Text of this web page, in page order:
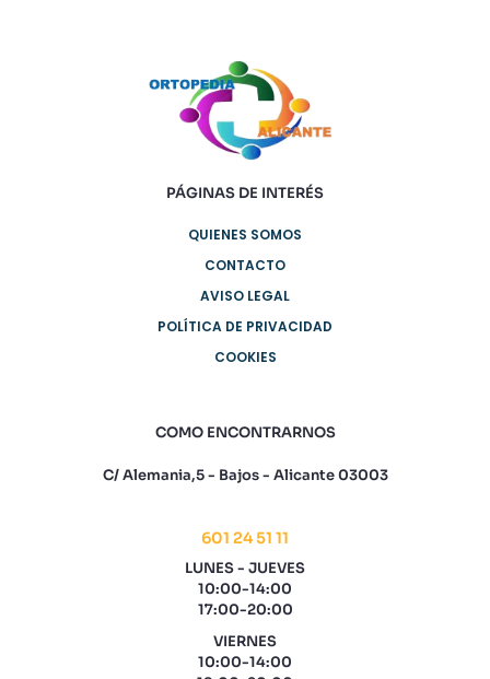
PÁGINAS DE INTERÉS
QUIENES SOMOS
CONTACTO
AVISO LEGAL
POLÍTICA DE PRIVACIDAD
COOKIES
COMO ENCONTRARNOS
C/ Alemania,5 - Bajos - Alicante 03003
601 24 51 11
LUNES - JUEVES
10:00-14:00
17:00-20:00
VIERNES
10:00-14:00